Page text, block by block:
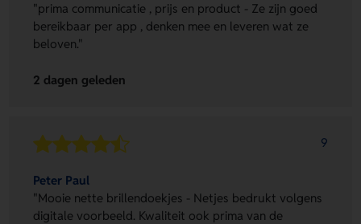
"prima communicatie , prijs en product - Ze zijn goed
bereikbaar per app , denken mee en leveren wat ze
beloven."
2 dagen geleden
9
Peter Paul
"Mooie nette brillendoekjes - Netjes bedrukt volgens
digitale voorbeeld. Kwaliteit ook prima van de